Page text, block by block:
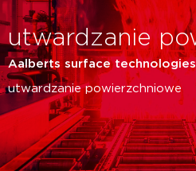
utwardzanie
Aalberts surface technologies
utwardzanie powierzchniowe